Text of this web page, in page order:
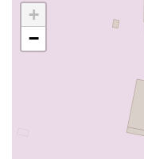
+
−